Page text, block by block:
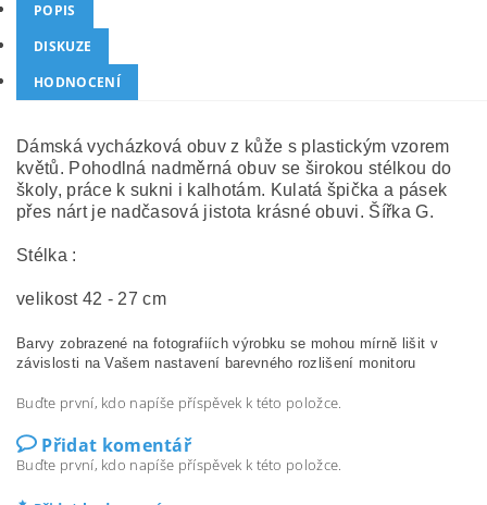
POPIS
DISKUZE
HODNOCENÍ
Dámská vycházková obuv z kůže s plastickým vzorem
květů. Pohodlná nadměrná obuv se širokou stélkou do
školy, práce k sukni i kalhotám. Kulatá špička a pásek
přes nárt je nadčasová jistota krásné obuvi. Šířka G.
Stélka :
velikost 42 - 27 cm
Barvy zobrazené na fotografiích výrobku se mohou mírně lišit v
závislosti na Vašem nastavení barevného rozlišení monitoru
Buďte první, kdo napíše příspěvek k této položce.
Přidat komentář
Buďte první, kdo napíše příspěvek k této položce.